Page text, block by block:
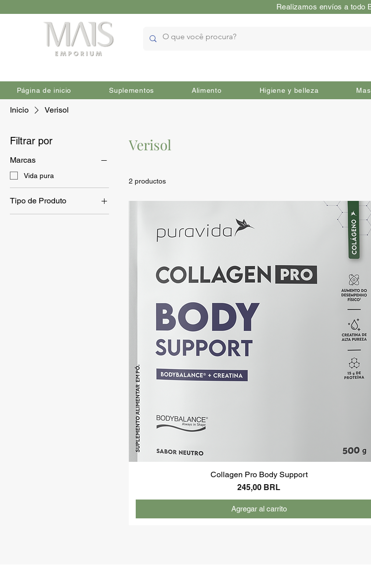
Realizamos envíos a todo
Página de inicio Suplementos Alimento Higiene y belleza
Inicio Verisol
Filtrar por
Marcas
Vida pura
Tipo de Produto
Cuidado corporal
Verisol
2 productos
Collagen Pro Body Support
Precio
245,00 BRL
Agregar al carrito